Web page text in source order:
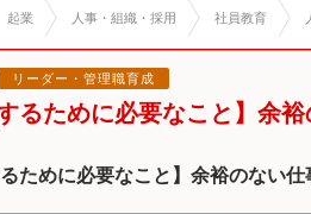
起業 人事・組織・採用 社員教育
リーダー・管理職育成
するために必要なこと】余
るために必要なこと】余裕のない